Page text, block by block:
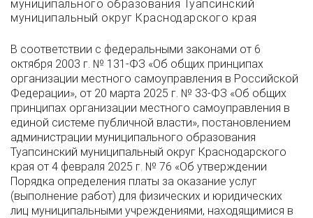
муниципального образования Туапсинский
муниципальный округ Краснодарского края
В соответствии с федеральными законами от 6
октября 2003 г. № 131-ФЗ «Об общих принципах
организации местного самоуправления в Российской
Федерации», от 20 марта 2025 г. № 33-ФЗ «Об общих
принципах организации местного самоуправления в
единой системе публичной власти», постановлением
администрации муниципального образования
Туапсинский муниципальный округ Краснодарского
края от 4 февраля 2025 г. № 76 «Об утверждении
Порядка определения платы за оказание услуг
(выполнение работ) для физических и юридических
лиц муниципальными учреждениями, находящимися в